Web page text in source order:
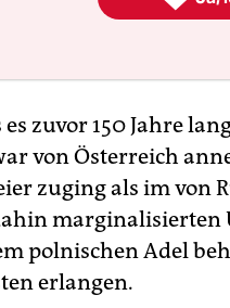
zuvor 150 Jahre
von Österreich
zuging als im von
marginalisierten
polnischen Adel
erlangen.